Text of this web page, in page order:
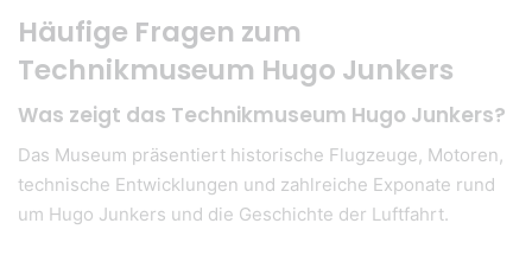
Häufige Fragen zum
Technikmuseum Hugo Junkers
Was zeigt das Technikmuseum Hugo Junkers?
Das Museum präsentiert historische Flugzeuge, Motoren,
technische Entwicklungen und zahlreiche Exponate rund
um Hugo Junkers und die Geschichte der Luftfahrt.